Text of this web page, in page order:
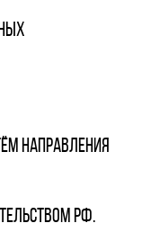
направления
РФ.